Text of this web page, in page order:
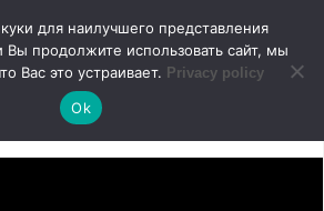
автомобили и не только, новинки зарубежного
отечественного автопрома
для наилучшего представления
Вы продолжите использовать сайт, мы
Вас это устраивает. Privacy policy
Ok